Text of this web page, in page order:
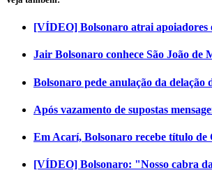
[VÍDEO] Bolsonaro atrai apoiadores
Jair Bolsonaro conhece São João de
Bolsonaro pede anulação da delação
Após vazamento de supostas
Em Acarí, Bolsonaro recebe título de
[VÍDEO] Bolsonaro: "Nosso cabra